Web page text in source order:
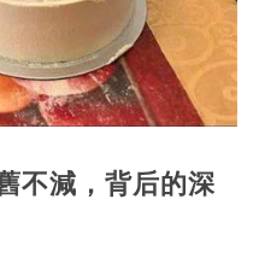
不減，背后的深